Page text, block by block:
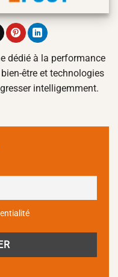
dédié à la performance
être et technologies
intelligemment.